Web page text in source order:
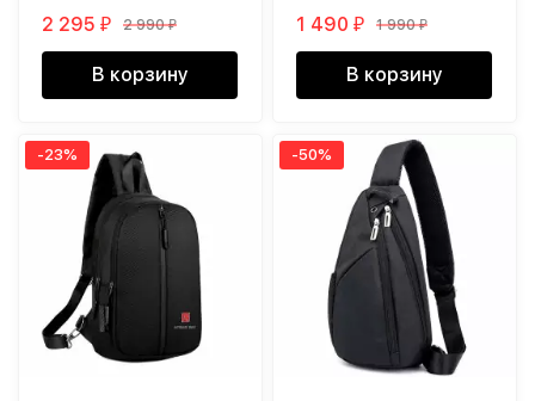
2 295₽ 2 990₽
В корзину
1 490₽ 1 990₽
В корзину
-23% -50%